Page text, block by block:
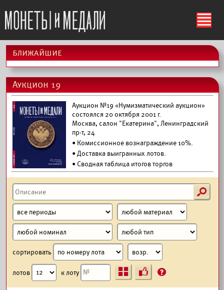
ś
ближайшие
Аукцион 19
Аукцион №19 «Нумизматический аукцион»
состоялся 20 октября 2001 г.
Москва, салон "Екатерина", Ленинградский
пр-т, 24
• Комиссионное вознаграждение 10%.
•Доставка выигранных лотов.
• Сводная таблица итогов торгов
s
сортировать
лотов к лоту Ъ ?